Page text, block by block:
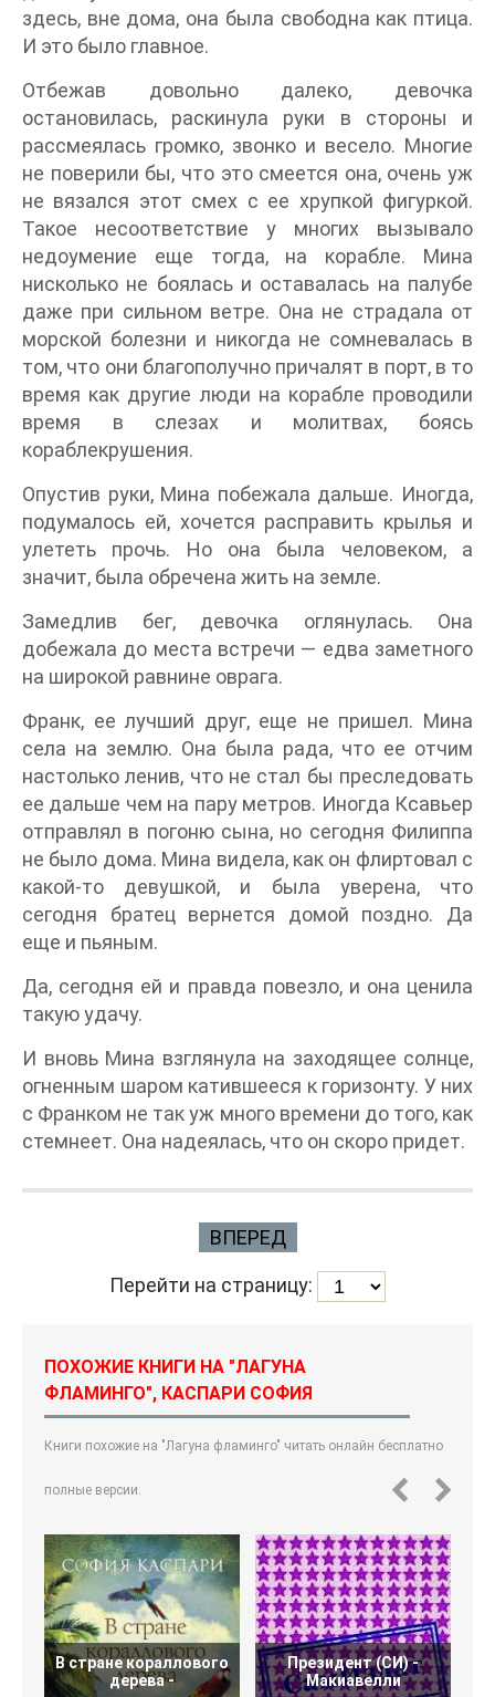
здесь, вне дома, она была свободна как птица.
И это было главное.
Отбежав довольно далеко, девочка
остановилась, раскинула руки в стороны и
рассмеялась громко, звонко и весело. Многие
не поверили бы, что это смеется она, очень уж
не вязался этот смех с ее хрупкой фигуркой.
Такое несоответствие у многих вызывало
недоумение еще тогда, на корабле. Мина
нисколько не боялась и оставалась на палубе
даже при сильном ветре. Она не страдала от
морской болезни и никогда не сомневалась в
том, что они благополучно причалят в порт, в то
время как другие люди на корабле проводили
время в слезах и молитвах, боясь
кораблекрушения.
Опустив руки, Мина побежала дальше. Иногда,
подумалось ей, хочется расправить крылья и
улететь прочь. Но она была человеком, а
значит, была обречена жить на земле.
Замедлив бег, девочка оглянулась. Она
добежала до места встречи — едва заметного
на широкой равнине оврага.
Франк, ее лучший друг, еще не пришел. Мина
села на землю. Она была рада, что ее отчим
настолько ленив, что не стал бы преследовать
ее дальше чем на пару метров. Иногда Ксавьер
отправлял в погоню сына, но сегодня Филиппа
не было дома. Мина видела, как он флиртовал с
какой-то девушкой, и была уверена, что
сегодня братец вернется домой поздно. Да
еще и пьяным.
Да, сегодня ей и правда повезло, и она ценила
такую удачу.
И вновь Мина взглянула на заходящее солнце,
огненным шаром катившееся к горизонту. У них
с Франком не так уж много времени до того, как
стемнеет. Она надеялась, что он скоро придет.
ВПЕРЕД
Перейти на страницу:
ПОХОЖИЕ КНИГИ НА "ЛАГУНА
ФЛАМИНГО", КАСПАРИ СОФИЯ
Книги похожие на "Лагуна фламинго" читать онлайн бесплатно
полные версии.
В стране кораллового
дерева -
Президент (СИ) -
Макиавелли